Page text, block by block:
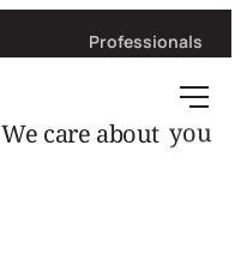
Professionals
We care about you